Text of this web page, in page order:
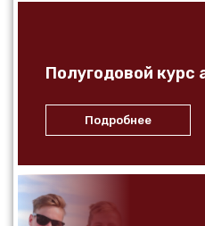
Полугодовой курс
Подробнее